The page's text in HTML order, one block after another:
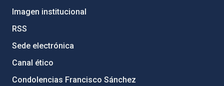
Imagen institucional
RSS
Sede electrónica
Canal ético
Condolencias Francisco Sánchez